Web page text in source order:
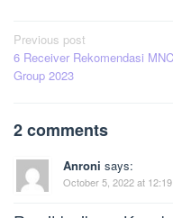
Post
navigation
Previous post
6 Receiver Rekomendasi MNC
Group 2023
2 comments
Anroni says:
October 5, 2022 at